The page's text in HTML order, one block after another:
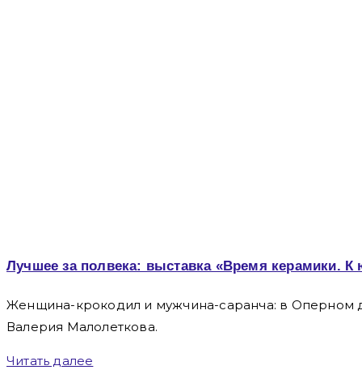
Лучшее за полвека: выставка «Время керамики.
Женщина-крокодил и мужчина-саранча: в Оперном
Валерия Малолеткова.
Читать далее